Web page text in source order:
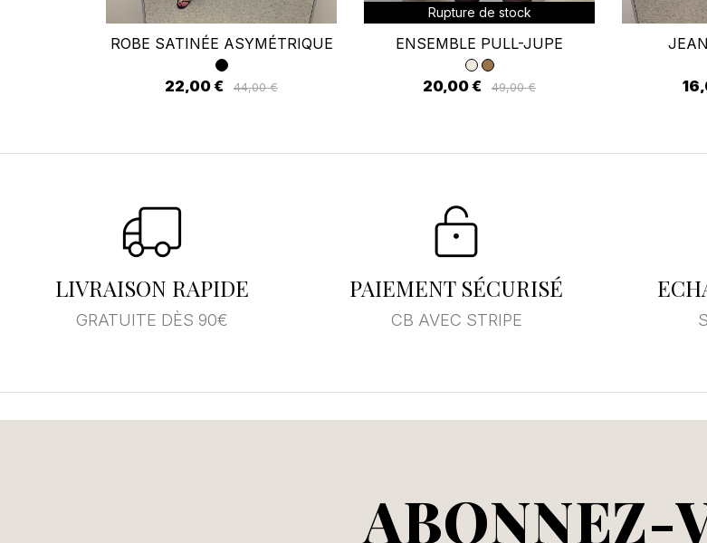
ROBE SATINÉE ASYMÉTRIQUE
22,00 € 44,00 €
Rupture de stock
ENSEMBLE PULL-JUPE
20,00 € 49,00 €
LIVRAISON RAPIDE
GRATUITE DÈS 90€
PAIEMENT SÉCURISÉ
CB AVEC STRIPE
ABONNEZ-
Annuler